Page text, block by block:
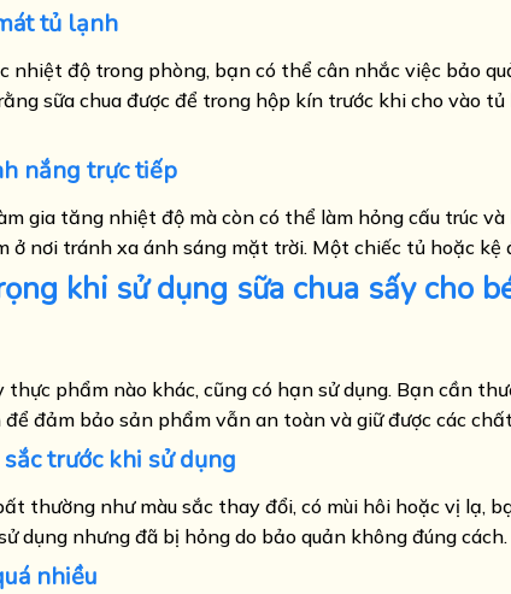
tủ lạnh
nhiệt độ trong phòng, bạn có thể cân nhắc việc bảo
sữa chua được để trong hộp kín trước khi cho vào
nắng trực tiếp
gia tăng nhiệt độ mà còn có thể làm hỏng cấu trúc và
ở nơi tránh xa ánh sáng mặt trời. Một chiếc tủ hoặc kệ
khi sử dụng sữa chua sấy cho
thực phẩm nào khác, cũng có hạn sử dụng. Bạn cần
đảm bảo sản phẩm vẫn an toàn và giữ được các
trước khi sử dụng
thường như màu sắc thay đổi, có mùi hôi hoặc vị lạ,
dụng nhưng đã bị hỏng do bảo quản không đúng cách.
nhiều